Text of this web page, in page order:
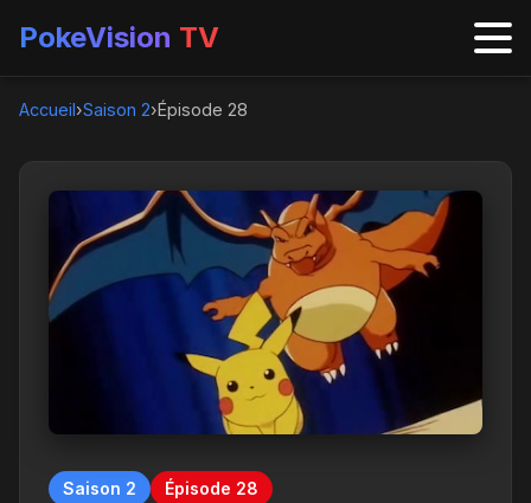
PokeVision TV
Accueil›Saison 2›Épisode 28
Saison 2 Épisode 28